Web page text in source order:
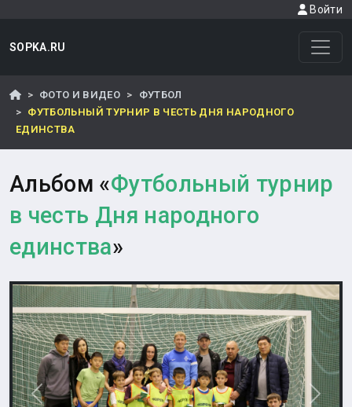
Войти
SOPKA.RU
ФОТО И ВИДЕО
ФУТБОЛ
ФУТБОЛЬНЫЙ ТУРНИР В ЧЕСТЬ ДНЯ НАРОДНОГО
ЕДИНСТВА
Альбом «Футбольный турнир
в честь Дня народного
единства»
Назад